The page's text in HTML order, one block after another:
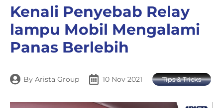
Kenali Penyebab Relay
lampu Mobil Mengalami
Panas Berlebih
By Arista Group 10 Nov 2021 Tips & Tricks